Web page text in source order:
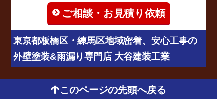
ご相談・お見積り依頼
東京都板橋区・練馬区地域密着、安心工事の
外壁塗装&雨漏り専門店 大谷建装工業
このページの先頭へ戻る